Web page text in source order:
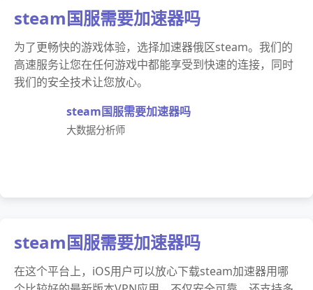
steam国服需要加速器吗
为了更畅快的游戏体验，选择加速器俄区steam。我们的
高速服务让您在任何游戏中都能享受到快速的连接，同时
我们的安全技术让您放心。
steam国服需要加速器吗
大数据分析师
steam国服需要加速器吗
在这个平台上，iOS用户可以放心下载steam加速器用哪